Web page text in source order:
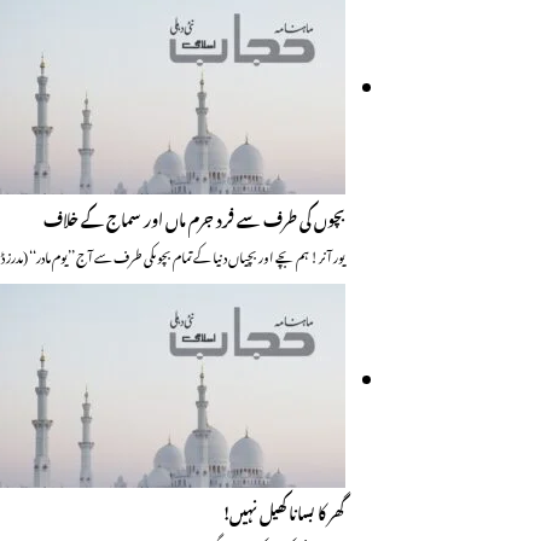
بچوں کی طرف سے فرد جرم ماں اور سماج کے خلاف
یور آنر! ہم بچے اور بچیاں دنیا کے تمام بچوںکی طرف سے آج ’’یوم مادر‘‘
گھر کا بسانا کھیل نہیں!